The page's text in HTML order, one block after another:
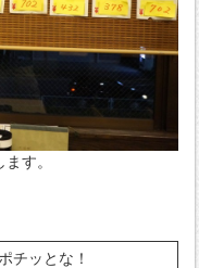
す。
チッとな！